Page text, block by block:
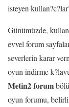
isteyen
Günümüzde,
evvel forum
severlerin karar
oyun indirme
Metin2 forum
oyun forumu,